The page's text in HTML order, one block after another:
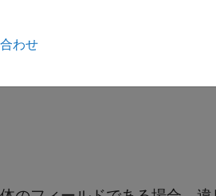
わせ